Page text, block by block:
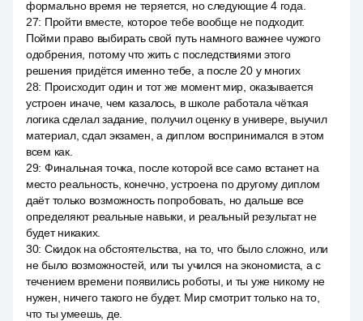
формально время не теряется, но следующие 4 года.
27: Пройти вместе, которое тебе вообще не подходит.
Пойми право выбирать свой путь намного важнее чужого
одобрения, потому что жить с последствиями этого
решения придётся именно тебе, а после 20 у многих
28: Происходит один и тот же момент мир, оказывается
устроен иначе, чем казалось, в школе работала чёткая
логика сделал задание, получил оценку в универе, выучил
материал, сдал экзамен, а диплом воспринимался в этом
всем как.
29: Финальная точка, после которой все само встанет на
место реальность, конечно, устроена по другому диплом
даёт только возможность попробовать, но дальше все
определяют реальные навыки, и реальный результат не
будет никаких.
30: Скидок на обстоятельства, на то, что было сложно, или
не было возможностей, или ты учился на экономиста, а с
течением времени появились роботы, и ты уже никому не
нужен, ничего такого не будет. Мир смотрит только на то,
что ты умеешь, де.